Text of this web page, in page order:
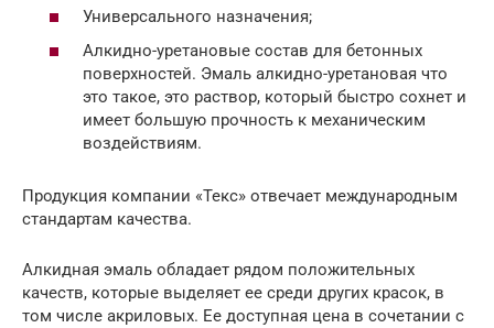
Универсального назначения;
Алкидно-уретановые состав для бетонных
поверхностей. Эмаль алкидно-уретановая что
это такое, это раствор, который быстро сохнет и
имеет большую прочность к механическим
воздействиям.
Продукция компании «Текс» отвечает международным
стандартам качества.
Алкидная эмаль обладает рядом положительных
качеств, которые выделяет ее среди других красок, в
том числе акриловых. Ее доступная цена в сочетании с